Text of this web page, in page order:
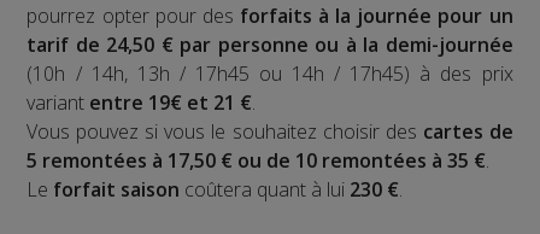
pourrez opter pour des forfaits à la journée pour un
tarif de 24,50 € par personne ou à la demi-journée
(10h / 14h, 13h / 17h45 ou 14h / 17h45) à des prix
variant entre 19€ et 21 €.
Vous pouvez si vous le souhaitez choisir des cartes de
5 remontées à 17,50 € ou de 10 remontées à 35 €.
Le forfait saison coûtera quant à lui 230 €.